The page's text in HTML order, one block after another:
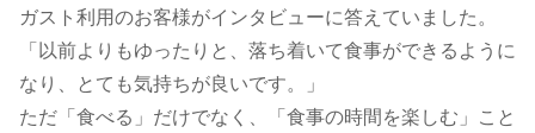
ガスト利用のお客様がインタビューに答えていました。
「以前よりもゆったりと、落ち着いて食事ができるように
なり、とても気持ちが良いです。」
ただ「食べる」だけでなく、「食事の時間を楽しむ」こと